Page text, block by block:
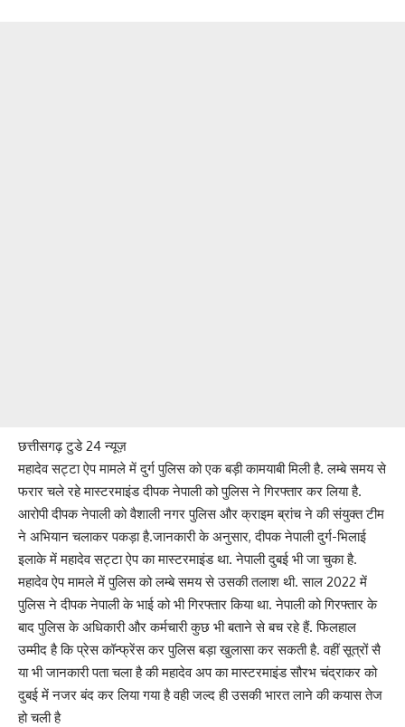
छत्तीसगढ़ टुडे 24 न्यूज़
महादेव सट्टा ऐप मामले में दुर्ग पुलिस को एक बड़ी कामयाबी मिली है. लम्बे समय से
फरार चले रहे मास्टरमाइंड दीपक नेपाली को पुलिस ने गिरफ्तार कर लिया है.
आरोपी दीपक नेपाली को वैशाली नगर पुलिस और क्राइम ब्रांच ने की संयुक्त टीम
ने अभियान चलाकर पकड़ा है.जानकारी के अनुसार, दीपक नेपाली दुर्ग-भिलाई
इलाके में महादेव सट्टा ऐप का मास्टरमाइंड था. नेपाली दुबई भी जा चुका है.
महादेव ऐप मामले में पुलिस को लम्बे समय से उसकी तलाश थी. साल 2022 में
पुलिस ने दीपक नेपाली के भाई को भी गिरफ्तार किया था. नेपाली को गिरफ्तार के
बाद पुलिस के अधिकारी और कर्मचारी कुछ भी बताने से बच रहे हैं. फिलहाल
उम्मीद है कि प्रेस कॉन्फ्रेंस कर पुलिस बड़ा खुलासा कर सकती है. वहीं सूत्रों सै
या भी जानकारी पता चला है की महादेव अप का मास्टरमाइंड सौरभ चंद्राकर को
दुबई में नजर बंद कर लिया गया है वही जल्द ही उसकी भारत लाने की कयास तेज
हो चली है